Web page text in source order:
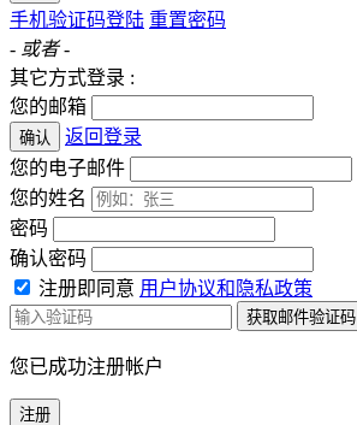
手机验证码登陆 重置密码
- 或者 -
其它方式登录 :
您的邮箱
确认
返回登录
您的电子邮件
您的姓名
密码
确认密码
注册即同意 用户协议和隐私政策
获取邮件验证码
您已成功注册帐户
注册